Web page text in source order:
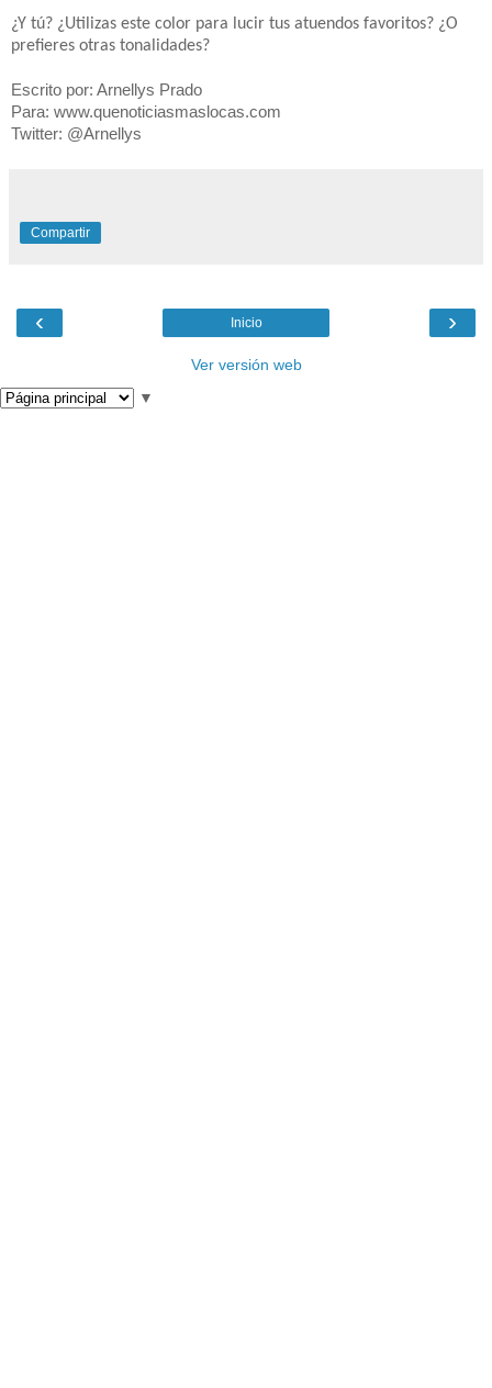
¿Y tú? ¿Utilizas este color para lucir tus atuendos favoritos? ¿O
prefieres otras tonalidades?
Escrito por: Arnellys Prado
Para: www.quenoticiasmaslocas.com
Twitter: @Arnellys
Compartir
‹ ›
Inicio
Ver versión web
▼